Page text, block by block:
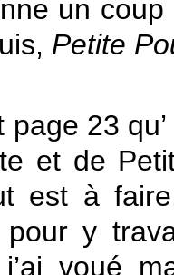
un
Petite
page 23
et de
est à
y
j’ai voué